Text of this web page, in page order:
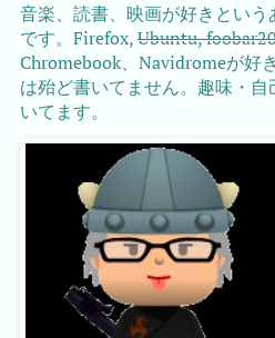
音楽、読書、映画が好きとい
です。Firefox,Ubuntu,
Chromebook、Navidromeが好
は殆ど書いてません。趣味・
いてます。